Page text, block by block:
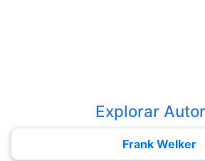
Explorar
Frank Welker